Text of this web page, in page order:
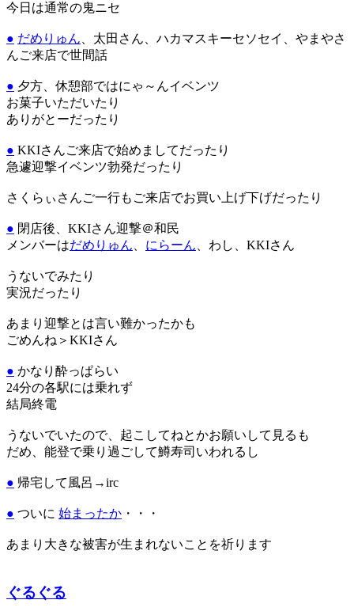
今日は通常の鬼ニセ
● だめりゅん 、太田さん、ハカマスキーセソセイ、やまやさ
んご来店で世間話
● 夕方、休憩部ではにゃ～んイベンツ
お菓子いただいたり
ありがとーだったり
● KKIさんご来店で始めましてだったり
急遽迎撃イベンツ勃発だったり
さくらぃさんご一行もご来店でお買い上げ下げだったり
● 閉店後、KKIさん迎撃＠和民
メンバーはだめりゅん にらーん 、わし、KKIさん
うないでみたり
実況だったり
あまり迎撃とは言い難かったかも
ごめんね＞KKIさん
● かなり酔っぱらい
24分の各駅には乗れず
結局終電
うないでいたので、起こしてねとかお願いして見るも
だめ、能登で乗り過ごして鱒寿司いわれるし
● 帰宅して風呂→irc
● ついに 始まったか ・・・
あまり大きな被害が生まれないことを祈ります
ぐるぐる